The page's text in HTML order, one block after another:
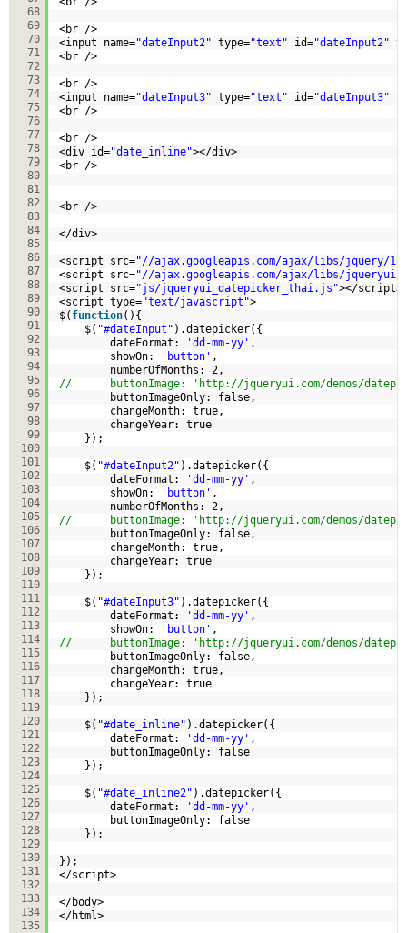
68
69
70
71
72
73
74
75
76
77
78
79
80
81
82
83
84
85
86
87
88
89
90
91
92
93
94
95
96
97
98
99
100
101
102
103
104
105
106
107
108
109
110
111
112
113
114
115
116
117
118
119
120
121
122
123
124
125
126
127
128
129
130
131
132
133
134
135
<br />
<input name="dateInput2" type="text" id="dateInput2"
<br />
<br />
<input name="dateInput3" type="text" id="dateInput3"
<br />
<br />
<div id="date_inline"></div>
<br />
<br />
</div>
<script src="//ajax.googleapis.com/ajax/libs/jquery/
<script src="//ajax.googleapis.com/ajax/libs/
<script src="js/jqueryui_datepicker_thai.js"></script>
<script type="text/javascript">
$( function(){
$( "#dateInput" ).datepicker({
dateFormat:
'dd-mm-yy' ,
showOn:
'button' ,
numberOfMonths: 2,
//      buttonImage: ' http://jqueryui.com/demos/
buttonImageOnly: false,
changeMonth: true,
changeYear: true
});
$( "#dateInput2" ).datepicker({
dateFormat:
'dd-mm-yy' ,
showOn:
'button' ,
numberOfMonths: 2,
//      buttonImage: ' http://jqueryui.com/demos/
buttonImageOnly: false,
changeMonth: true,
changeYear: true
});
$( "#dateInput3" ).datepicker({
dateFormat:
'dd-mm-yy' ,
showOn:
'button' ,
//      buttonImage: ' http://jqueryui.com/demos/
buttonImageOnly: false,
changeMonth: true,
changeYear: true
});
$( "#date_inline" ).datepicker({
dateFormat:
'dd-mm-yy' ,
buttonImageOnly: false
});
$( "#date_inline2" ).datepicker({
dateFormat:
'dd-mm-yy' ,
buttonImageOnly: false
});
});
</script>
</body>
</html>